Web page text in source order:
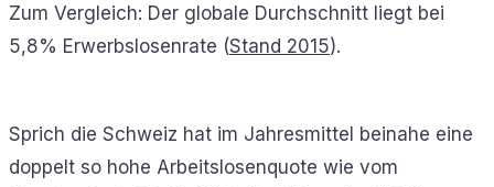
Zum Vergleich: Der globale Durchschnitt liegt bei
5,8% Erwerbslosenrate (Stand 2015).
Sprich die Schweiz hat im Jahresmittel beinahe eine
doppelt so hohe Arbeitslosenquote wie vom